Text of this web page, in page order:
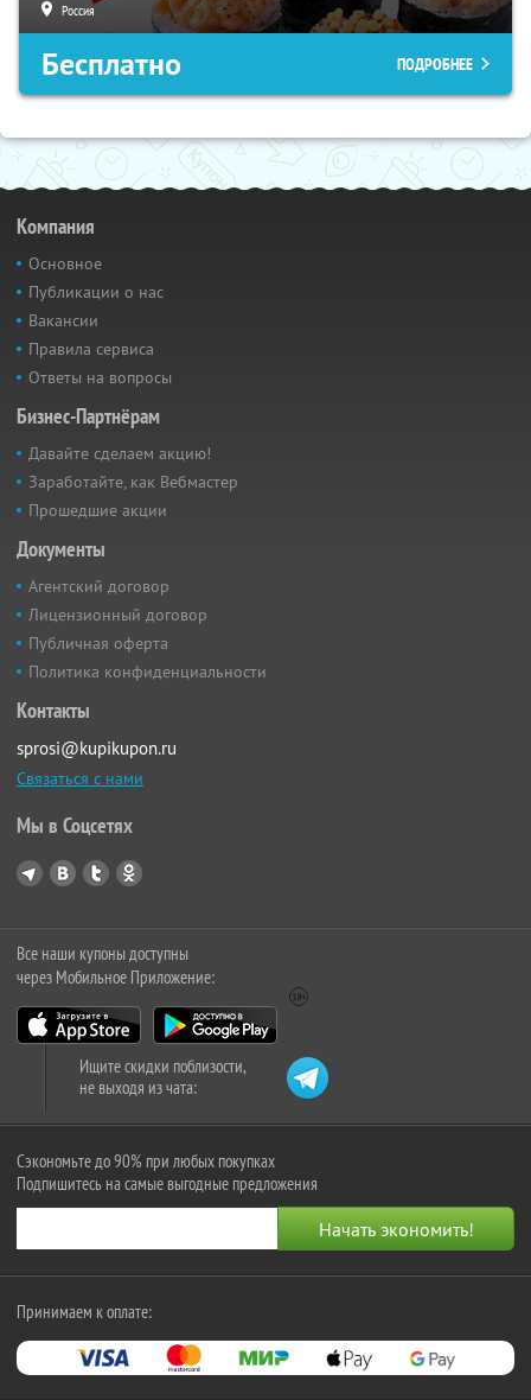
Россия
Бесплатно ПОДРОБНЕЕ
Компания
Основное
Публикации о нас
Вакансии
Правила сервиса
Ответы на вопросы
Бизнес-Партнёрам
Давайте сделаем акцию!
Заработайте, как Вебмастер
Прошедшие акции
Документы
Агентский договор
Лицензионный договор
Публичная оферта
Политика конфиденциальности
Контакты
sprosi@kupikupon.ru
Связаться с нами
Мы в Соцсетях
Все наши купоны доступны
через Мобильное Приложение:
Ищите скидки поблизости,
не выходя из чата:
Сэкономьте до 90% при любых покупках
Подпишитесь на самые выгодные предложения
Принимаем к оплате: